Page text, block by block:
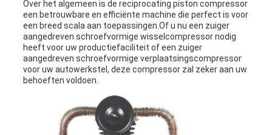
Over het algemeen is de reciprocating piston compressor
een betrouwbare en efficiënte machine die perfect is voor
een breed scala aan toepassingen.Of u nu een zuiger
aangedreven schroefvormige wisselcompressor nodig
heeft voor uw productiefaciliteit of een zuiger
aangedreven schroefvormige verplaatsingscompressor
voor uw autowerkstel, deze compressor zal zeker aan uw
behoeften voldoen.